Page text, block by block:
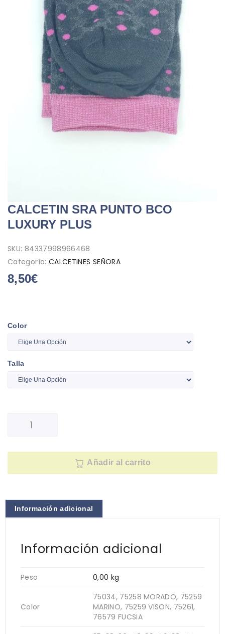
CALCETIN SRA PUNTO BCO
LUXURY PLUS
SKU: 84337998966468
Categoría: CALCETINES SEÑORA
8,50€
Color
Talla
Añadir al carrito
Información adicional
Información adicional
Peso 0,00 kg
Color
75034, 75258 MORADO, 75259
MARINO, 75259 VISON, 75261,
76579 FUCSIA